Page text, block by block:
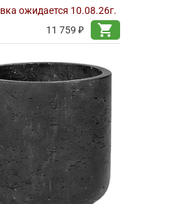
ожидается 10.08.26г.
11 759 ₽
shopping_cart